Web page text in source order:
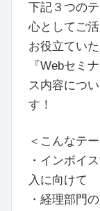
下記３つの
心としてご
お役立てい
『Webセミ
ス内容につ
す！
＜こんなテ
・インボイ
入に向けて
・経理部門